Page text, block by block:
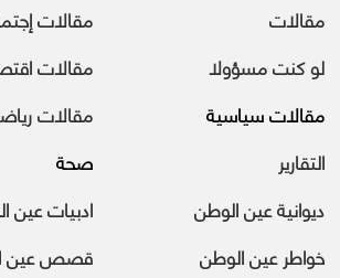
مقالات
مقالات
لو كنت مسؤولا
مقالات
مقالات سياسية
مقالات
التقارير
صحة
ديوانية عين الوطن
ادبيات عين
خواطر عين الوطن
قصص عين